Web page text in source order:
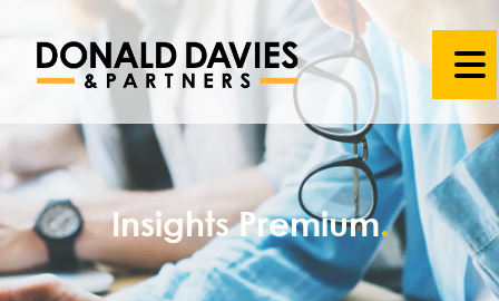
Insights Premium.